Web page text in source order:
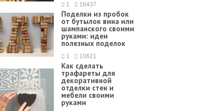
1 16437
Поделки из пробок
от бутылок вина или
шампанского своими
руками: идеи
полезных поделок
1 10621
Как сделать
трафареты для
декоративной
отделки стен и
мебели своими
руками